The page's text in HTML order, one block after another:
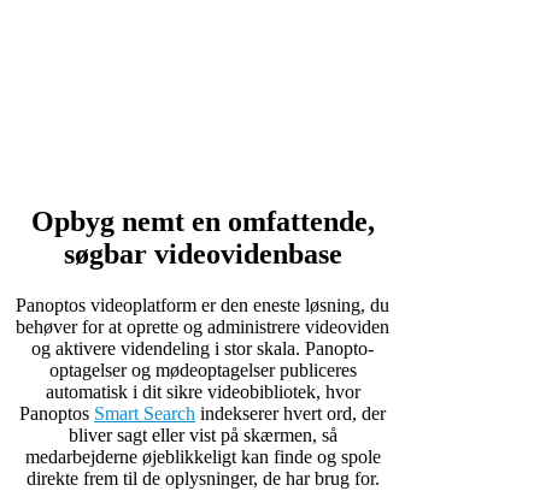
Opbyg nemt en omfattende,
søgbar videovidenbase
Panoptos videoplatform er den eneste løsning, du
behøver for at oprette og administrere videoviden
og aktivere videndeling i stor skala. Panopto-
optagelser og mødeoptagelser publiceres
automatisk i dit sikre videobibliotek, hvor
Panoptos Smart Search indekserer hvert ord, der
bliver sagt eller vist på skærmen, så
medarbejderne øjeblikkeligt kan finde og spole
direkte frem til de oplysninger, de har brug for.